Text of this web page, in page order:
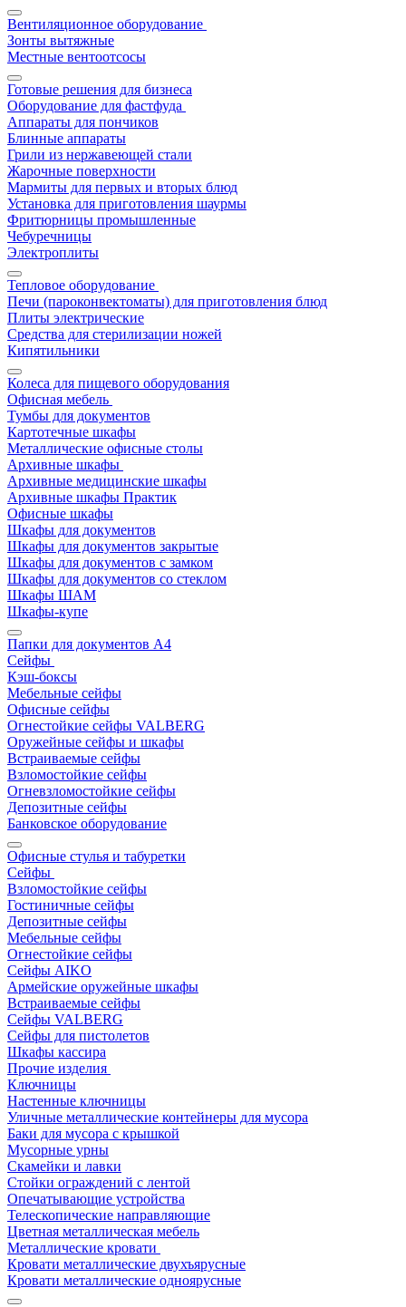
Вентиляционное оборудование
Зонты вытяжные
Местные вентоотсосы
Готовые решения для бизнеса
Оборудование для фастфуда
Аппараты для пончиков
Блинные аппараты
Грили из нержавеющей стали
Жарочные поверхности
Мармиты для первых и вторых блюд
Установка для приготовления шаурмы
Фритюрницы промышленные
Чебуречницы
Электроплиты
Тепловое оборудование
Печи (пароконвектоматы) для приготовления блюд
Плиты электрические
Средства для стерилизации ножей
Кипятильники
Колеса для пищевого оборудования
Офисная мебель
Тумбы для документов
Картотечные шкафы
Металлические офисные столы
Архивные шкафы
Архивные медицинские шкафы
Архивные шкафы Практик
Офисные шкафы
Шкафы для документов
Шкафы для документов закрытые
Шкафы для документов с замком
Шкафы для документов со стеклом
Шкафы ШАМ
Шкафы-купе
Папки для документов A4
Сейфы
Кэш-боксы
Мебельные сейфы
Офисные сейфы
Огнестойкие сейфы VALBERG
Оружейные сейфы и шкафы
Встраиваемые сейфы
Взломостойкие сейфы
Огневзломостойкие сейфы
Депозитные сейфы
Банковское оборудование
Офисные стулья и табуретки
Сейфы
Взломостойкие сейфы
Гостиничные сейфы
Депозитные сейфы
Мебельные сейфы
Огнестойкие сейфы
Сейфы AIKO
Армейские оружейные шкафы
Встраиваемые сейфы
Сейфы VALBERG
Сейфы для пистолетов
Шкафы кассира
Прочие изделия
Ключницы
Настенные ключницы
Уличные металлические контейнеры для мусора
Баки для мусора с крышкой
Мусорные урны
Скамейки и лавки
Стойки ограждений с лентой
Опечатывающие устройства
Телескопические направляющие
Цветная металлическая мебель
Металлические кровати
Кровати металлические двухъярусные
Кровати металлические одноярусные